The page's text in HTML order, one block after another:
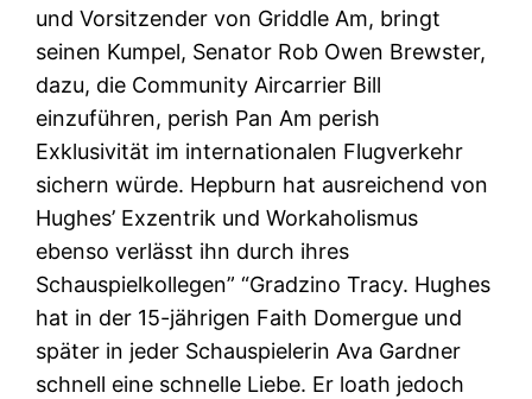
und Vorsitzender von Griddle Am, bringt
seinen Kumpel, Senator Rob Owen Brewster,
dazu, die Community Aircarrier Bill
einzuführen, perish Pan Am perish
Exklusivität im internationalen Flugverkehr
sichern würde. Hepburn hat ausreichend von
Hughes’ Exzentrik und Workaholismus
ebenso verlässt ihn durch ihres
Schauspielkollegen” “Gradzino Tracy. Hughes
hat in der 15-jährigen Faith Domergue und
später in jeder Schauspielerin Ava Gardner
schnell eine schnelle Liebe. Er loath jedoch